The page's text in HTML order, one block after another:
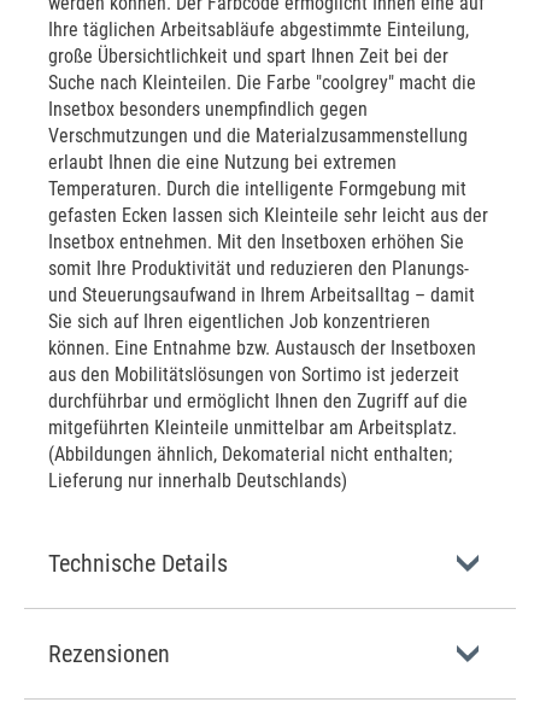
Ihre täglichen Arbeitsabläufe abgestimmte Einteilung,
große Übersichtlichkeit und spart Ihnen Zeit bei der
Suche nach Kleinteilen. Die Farbe "coolgrey" macht die
Insetbox besonders unempfindlich gegen
Verschmutzungen und die Materialzusammenstellung
erlaubt Ihnen die eine Nutzung bei extremen
Temperaturen. Durch die intelligente Formgebung mit
gefasten Ecken lassen sich Kleinteile sehr leicht aus der
Insetbox entnehmen. Mit den Insetboxen erhöhen Sie
somit Ihre Produktivität und reduzieren den Planungs-
und Steuerungsaufwand in Ihrem Arbeitsalltag – damit
Sie sich auf Ihren eigentlichen Job konzentrieren
können. Eine Entnahme bzw. Austausch der Insetboxen
aus den Mobilitätslösungen von Sortimo ist jederzeit
durchführbar und ermöglicht Ihnen den Zugriff auf die
mitgeführten Kleinteile unmittelbar am Arbeitsplatz.
(Abbildungen ähnlich, Dekomaterial nicht enthalten;
Lieferung nur innerhalb Deutschlands)
Technische Details
Rezensionen